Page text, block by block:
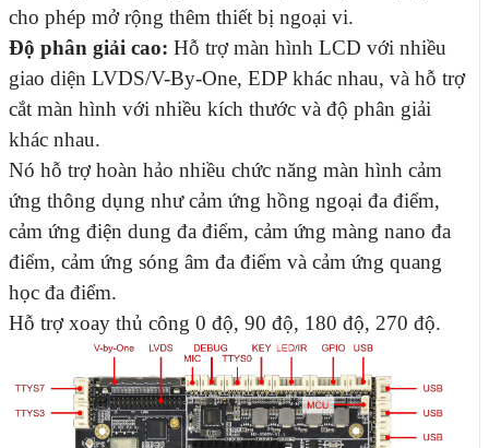
cho phép mở rộng thêm thiết bị ngoại vi.
Độ phân giải cao: Hỗ trợ màn hình LCD với nhiều
giao diện LVDS/V-By-One, EDP khác nhau, và hỗ trợ
cắt màn hình với nhiều kích thước và độ phân giải
khác nhau.
Nó hỗ trợ hoàn hảo nhiều chức năng màn hình cảm
ứng thông dụng như cảm ứng hồng ngoại đa điểm,
cảm ứng điện dung đa điểm, cảm ứng màng nano đa
điểm, cảm ứng sóng âm đa điểm và cảm ứng quang
học đa điểm.
Hỗ trợ xoay thủ công 0 độ, 90 độ, 180 độ, 270 độ.